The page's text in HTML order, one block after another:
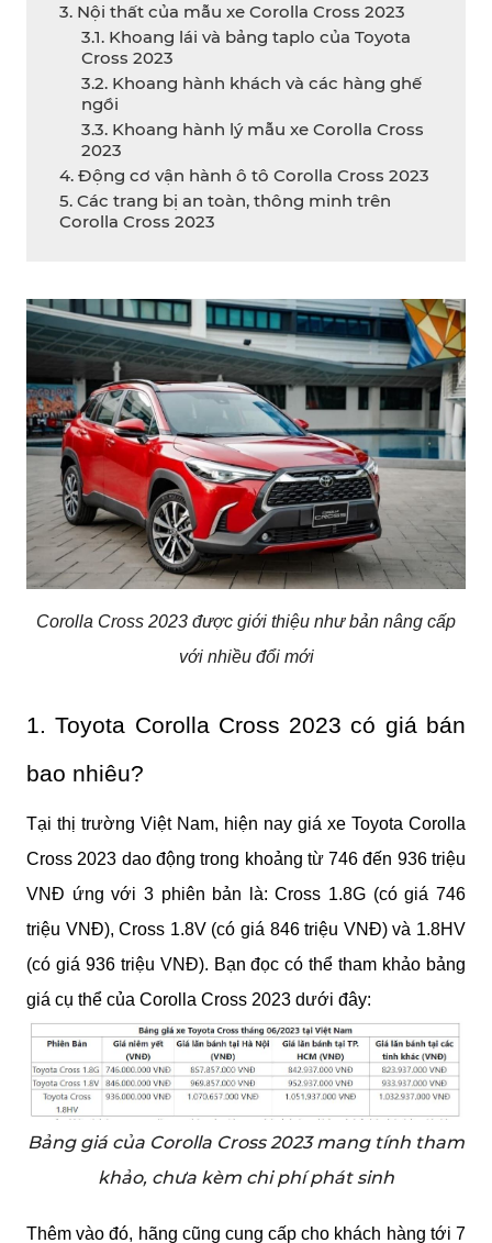
3. Nội thất của mẫu xe Corolla Cross 2023
3.1. Khoang lái và bảng taplo của Toyota
Cross 2023
3.2. Khoang hành khách và các hàng ghế
ngồi
3.3. Khoang hành lý mẫu xe Corolla Cross
2023
4. Động cơ vận hành ô tô Corolla Cross 2023
5. Các trang bị an toàn, thông minh trên
Corolla Cross 2023
Corolla Cross 2023 được giới thiệu như bản nâng cấp
với nhiều đổi mới
1. Toyota Corolla Cross 2023 có giá bán
bao nhiêu?
Tại thị trường Việt Nam, hiện nay giá xe Toyota Corolla
Cross 2023 dao động trong khoảng từ 746 đến 936 triệu
VNĐ ứng với 3 phiên bản là: Cross 1.8G (có giá 746
triệu VNĐ), Cross 1.8V (có giá 846 triệu VNĐ) và 1.8HV
(có giá 936 triệu VNĐ). Bạn đọc có thể tham khảo bảng
giá cụ thể của Corolla Cross 2023 dưới đây:
Bảng giá của Corolla Cross 2023 mang tính tham
khảo, chưa kèm chi phí phát sinh
Thêm vào đó, hãng cũng cung cấp cho khách hàng tới 7